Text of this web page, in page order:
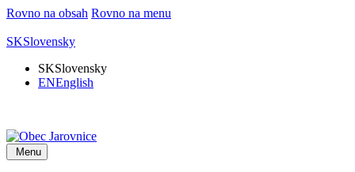
Rovno na obsah Rovno na menu
SKSlovensky
SKSlovensky
ENEnglish
Menu